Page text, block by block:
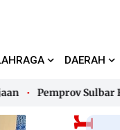
DAERAH
Pemprov Sulbar Bakal
Pemprov Sulbar